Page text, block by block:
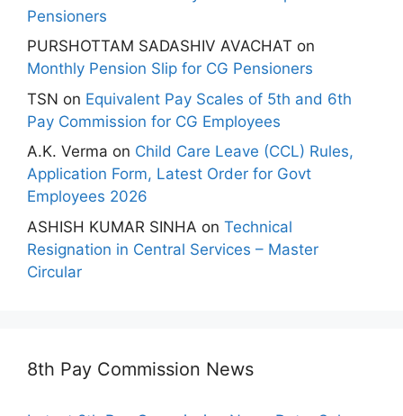
Pensioners
PURSHOTTAM SADASHIV AVACHAT on
Monthly Pension Slip for CG Pensioners
TSN on Equivalent Pay Scales of 5th and 6th
Pay Commission for CG Employees
A.K. Verma on Child Care Leave (CCL) Rules,
Application Form, Latest Order for Govt
Employees 2026
ASHISH KUMAR SINHA on Technical
Resignation in Central Services – Master
Circular
8th Pay Commission News